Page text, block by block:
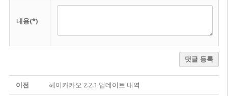
내용(*)
댓글 등록
이전 헤이카카오 2.2.1 업데이트 내역